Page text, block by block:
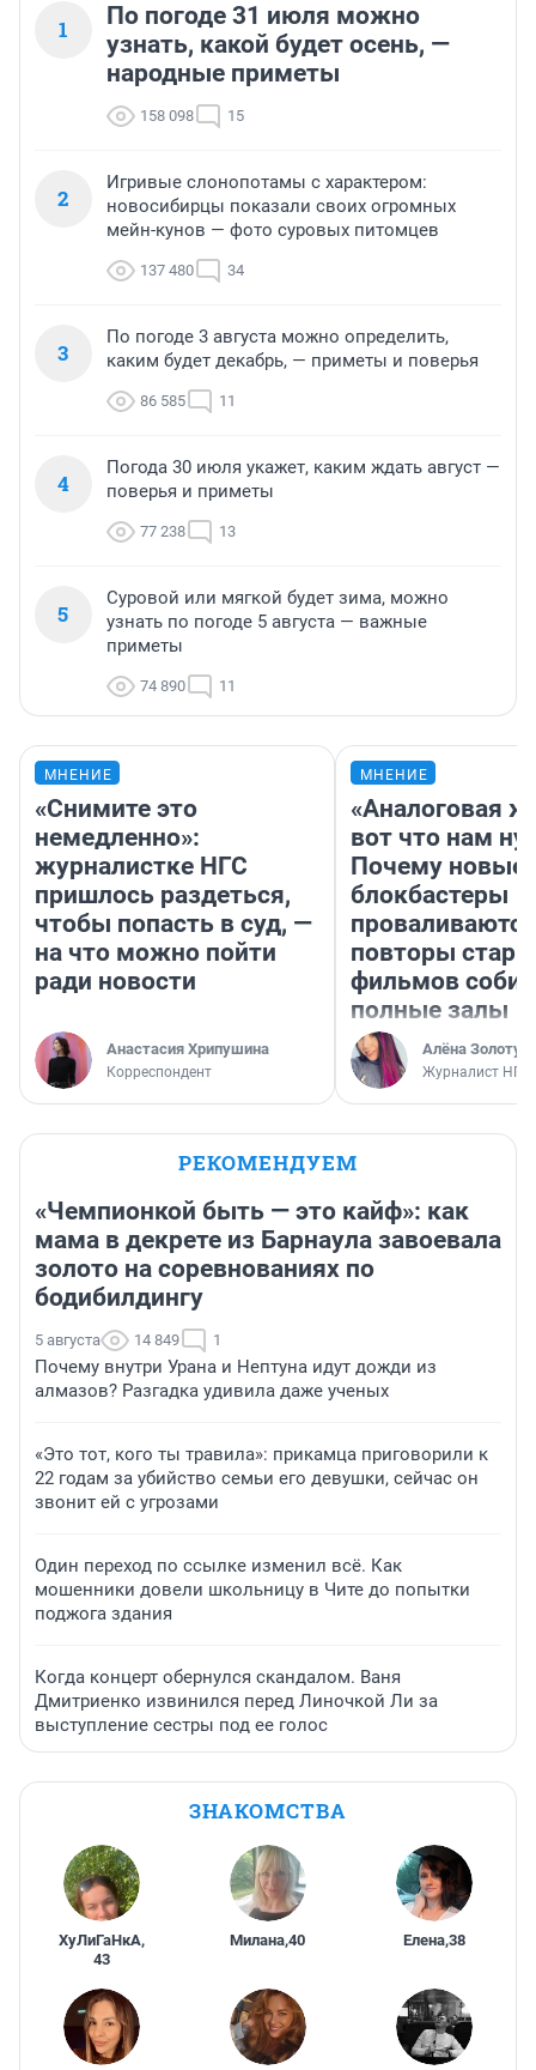
1
По погоде 31 июля можно
узнать, какой будет осень, —
народные приметы
158 098 15
2
Игривые слонопотамы с характером:
новосибирцы показали своих огромных
мейн-кунов — фото суровых питомцев
137 480 34
3
По погоде 3 августа можно определить,
каким будет декабрь, — приметы и поверья
86 585 11
4
Погода 30 июля укажет, каким ждать август —
поверья и приметы
77 238 13
5
Суровой или мягкой будет зима, можно
узнать по погоде 5 августа — важные
приметы
74 890 11
МНЕНИЕ
«Снимите это
немедленно»:
журналистке НГС
пришлось раздеться,
чтобы попасть в суд, —
на что можно пойти
ради новости
Анастасия Хрипушина
Корреспондент
МНЕНИЕ
«Аналоговая
вот что нам
Почему новые
блокбастеры
повторы
фильмов
полные залы
Алёна
Журналист НГС
РЕКОМЕНДУЕМ
«Чемпионкой быть — это кайф»: как
мама в декрете из Барнаула завоевала
золото на соревнованиях по
бодибилдингу
5 августа 14 849 1
Почему внутри Урана и Нептуна идут дожди из
алмазов? Разгадка удивила даже ученых
«Это тот, кого ты травила»: прикамца приговорили к
22 годам за убийство семьи его девушки, сейчас он
звонит ей с угрозами
Один переход по ссылке изменил всё. Как
мошенники довели школьницу в Чите до попытки
поджога здания
Когда концерт обернулся скандалом. Ваня
Дмитриенко извинился перед Линочкой Ли за
выступление сестры под ее голос
ЗНАКОМСТВА
ХуЛиГаНкА,
43
Милана,40 Елена,38